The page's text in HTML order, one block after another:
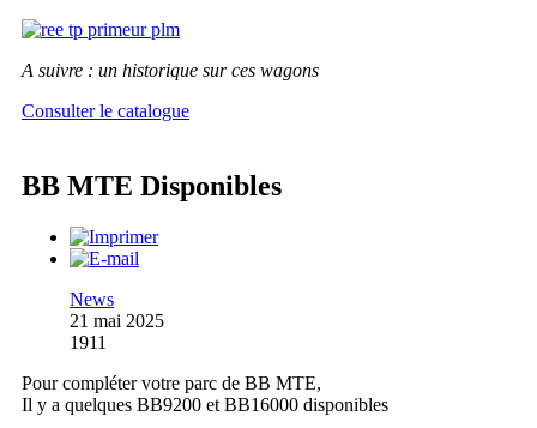
A suivre : un historique sur ces wagons
Consulter le catalogue
BB MTE Disponibles
News
21 mai 2025
1911
Pour compléter votre parc de BB MTE,
Il y a quelques BB9200 et BB16000 disponibles